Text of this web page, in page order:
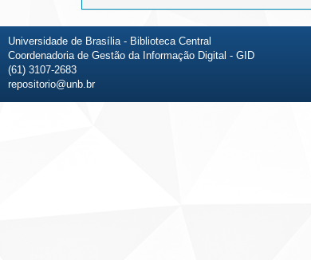
Universidade de Brasília - Biblioteca Central
Coordenadoria de Gestão da Informação Digital - GID
(61) 3107-2683
repositorio@unb.br